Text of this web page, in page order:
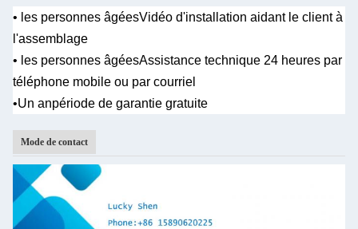
• les personnes âgéesVidéo d'installation aidant le client à
l'assemblage
• les personnes âgéesAssistance technique 24 heures par
téléphone mobile ou par courriel
•Un anpériode de garantie gratuite
Mode de contact